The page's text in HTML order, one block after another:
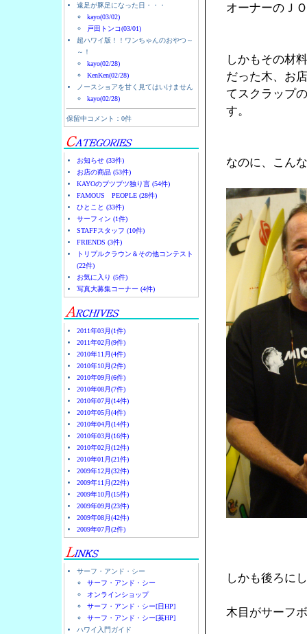
遠足が豚足になった日・・・
kayo(03/02)
戸田トンコ(03/01)
超ハワイ版！！ワンちゃんのおやつ～
～！
kayo(02/28)
KenKen(02/28)
ノースショアを甘く見てはいけません
kayo(02/28)
保留中コメント：0件
お知らせ (33件)
お店の商品 (53件)
KAYOのブツブツ独り言 (54件)
FAMOUS PEOPLE (28件)
ひとこと (33件)
サーフィン (1件)
STAFFスタッフ (10件)
FRIENDS (3件)
トリプルクラウン＆その他コンテスト
(22件)
お気に入り (5件)
写真大募集コーナー (4件)
2011年03月(1件)
2011年02月(9件)
2010年11月(4件)
2010年10月(2件)
2010年09月(6件)
2010年08月(7件)
2010年07月(14件)
2010年05月(4件)
2010年04月(14件)
2010年03月(16件)
2010年02月(12件)
2010年01月(21件)
2009年12月(32件)
2009年11月(22件)
2009年10月(15件)
2009年09月(23件)
2009年08月(42件)
2009年07月(2件)
サーフ・アンド・シー
サーフ・アンド・シー
オンラインショップ
サーフ・アンド・シー[日HP]
サーフ・アンド・シー[英HP]
ハワイ入門ガイド
オーナーのＪ
しかもその材
だった木、お
てスクラップ
す。
なのに、こん
しかも後ろに
木目がサーフ